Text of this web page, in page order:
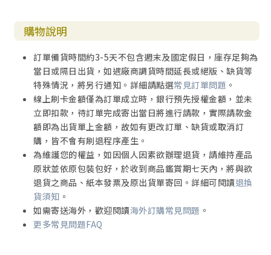
購物說明
訂單備貨時間約3-5天不包含週末及國定假日，庫存足夠為
當日或隔日出貨，如遇廠商調貨時間延長或絕版、缺貨等
特殊情況，將另行通知。詳細請點選常見訂單問題 。
線上刷卡金額僅為訂單成立時，銀行預先授權金額，並未
立即扣款，待訂單完成寄出當日將進行請款，實際請款金
額即為出貨單上金額，故如有更改訂單、缺貨或取消訂
購，皆不會有刷退程序產生。
為維護您的權益，如因個人因素欲辦理退貨，請維持產品
原狀並依原包裝包好，於收到商品鑑賞期七天內，將與欲
退貨之商品、紙本發票及原出貨單寄回。詳細可閱讀退換
貨須知 。
如需寄送海外，歡迎閱讀海外訂購常見問題 。
更多常見問題FAQ